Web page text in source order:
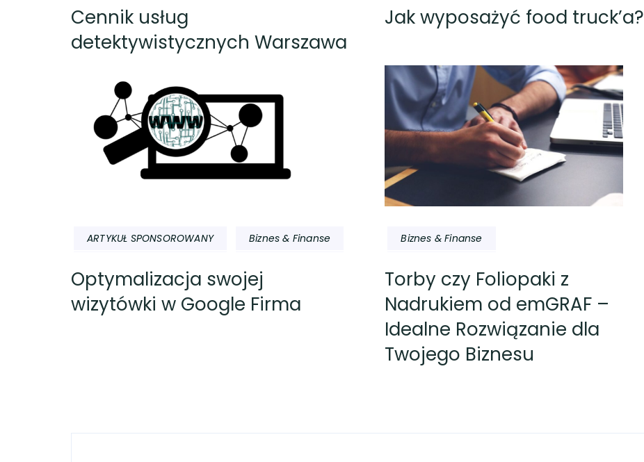
Cennik usług
detektywistycznych Warszawa
Jak wyposażyć food truck’a?
ARTYKUŁ SPONSOROWANY Biznes & Finanse
Optymalizacja swojej
wizytówki w Google Firma
Biznes & Finanse
Torby czy Foliopaki z
Nadrukiem od emGRAF –
Idealne Rozwiązanie dla
Twojego Biznesu